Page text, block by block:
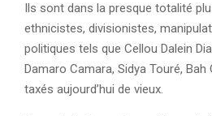
Ils sont dans la presque totalité
ethnicistes, divisionistes,
politiques tels que Cellou Dalein
Damaro Camara, Sidya Touré, Bah
taxés aujourd’hui de vieux.